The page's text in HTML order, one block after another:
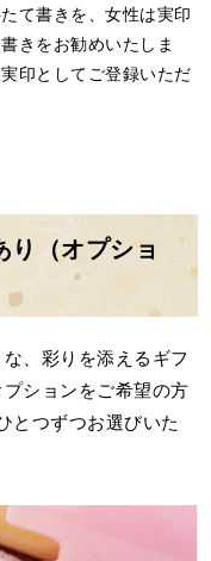
て書きを、女性は実印
きをお勧めいたしま
印としてご登録いただ
り（オプショ
、彩りを添えるギフ
ションをご希望の方
とつずつお選びいた